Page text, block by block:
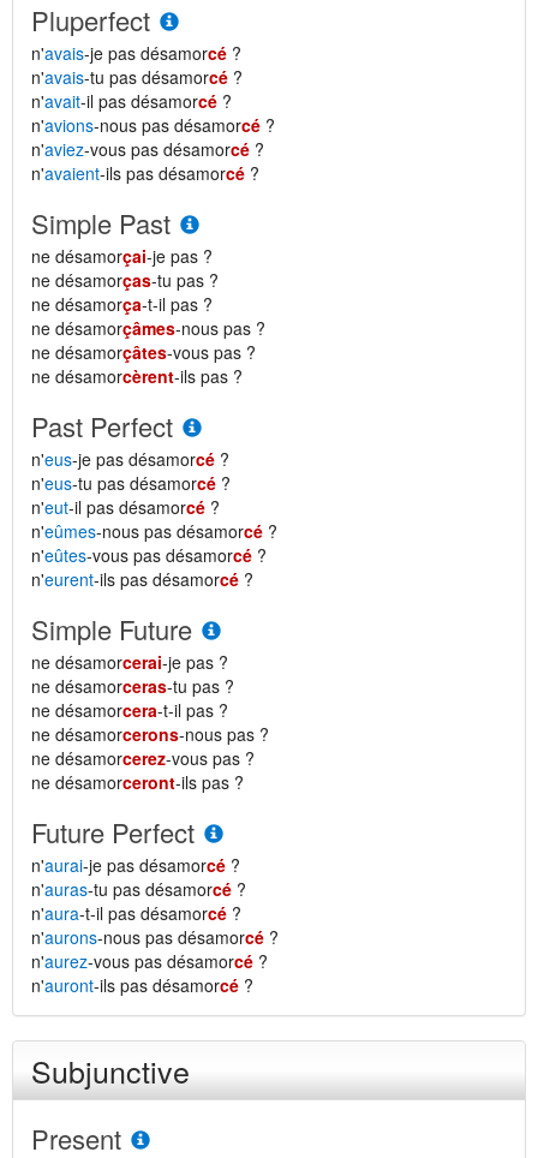
Pluperfect
n'avais-je pas désamorcé ?
n'avais-tu pas désamorcé ?
n'avait-il pas désamorcé ?
n'avions-nous pas désamorcé ?
n'aviez-vous pas désamorcé ?
n'avaient-ils pas désamorcé ?
Simple Past
ne désamorçai-je pas ?
ne désamorças-tu pas ?
ne désamorça-t-il pas ?
ne désamorçâmes-nous pas ?
ne désamorçâtes-vous pas ?
ne désamorcèrent-ils pas ?
Past Perfect
n'eus-je pas désamorcé ?
n'eus-tu pas désamorcé ?
n'eut-il pas désamorcé ?
n'eûmes-nous pas désamorcé ?
n'eûtes-vous pas désamorcé ?
n'eurent-ils pas désamorcé ?
Simple Future
ne désamorcerai-je pas ?
ne désamorceras-tu pas ?
ne désamorcera-t-il pas ?
ne désamorcerons-nous pas ?
ne désamorcerez-vous pas ?
ne désamorceront-ils pas ?
Future Perfect
n'aurai-je pas désamorcé ?
n'auras-tu pas désamorcé ?
n'aura-t-il pas désamorcé ?
n'aurons-nous pas désamorcé ?
n'aurez-vous pas désamorcé ?
n'auront-ils pas désamorcé ?
Subjunctive
Present